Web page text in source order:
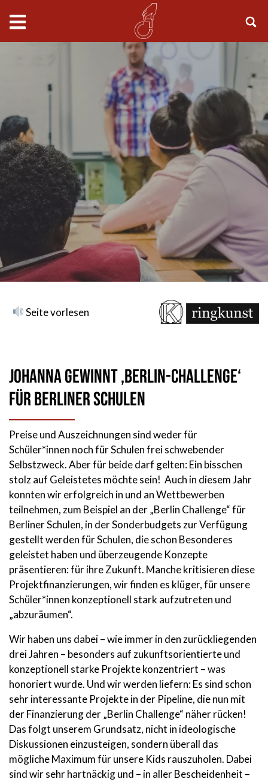
Seite vorlesen
Johanna gewinnt ‚Berlin-Challenge‘
für Berliner Schulen
Preise und Auszeichnungen sind weder für
Schüler*innen noch für Schulen frei schwebender
Selbstzweck. Aber für beide darf gelten: Ein bisschen
stolz auf Geleistetes möchte sein! Auch in diesem Jahr
konnten wir erfolgreich in und an Wettbewerben
teilnehmen, zum Beispiel an der „Berlin Challenge“ für
Berliner Schulen, in der Sonderbudgets zur Verfügung
gestellt werden für Schulen, die schon Besonderes
geleistet haben und überzeugende Konzepte
präsentieren: für ihre Zukunft. Manche kritisieren diese
Projektfinanzierungen, wir finden es klüger, für unsere
Schüler*innen konzeptionell stark aufzutreten und
„abzuräumen“.
Wir haben uns dabei – wie immer in den zurückliegenden
drei Jahren – besonders auf zukunftsorientierte und
konzeptionell starke Projekte konzentriert – was
honoriert wurde. Und wir werden liefern: Es sind schon
sehr interessante Projekte in der Pipeline, die nun mit
der Finanzierung der „Berlin Challenge“ näher rücken!
Das folgt unserem Grundsatz, nicht in ideologische
Diskussionen einzusteigen, sondern überall das
mögliche Maximum für unsere Kids rauszuholen. Dabei
sind wir sehr hartnäckig und – in aller Bescheidenheit –